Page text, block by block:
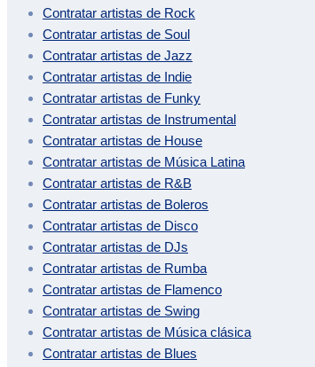
Contratar artistas de Rock
Contratar artistas de Soul
Contratar artistas de Jazz
Contratar artistas de Indie
Contratar artistas de Funky
Contratar artistas de Instrumental
Contratar artistas de House
Contratar artistas de Música Latina
Contratar artistas de R&B
Contratar artistas de Boleros
Contratar artistas de Disco
Contratar artistas de DJs
Contratar artistas de Rumba
Contratar artistas de Flamenco
Contratar artistas de Swing
Contratar artistas de Música clásica
Contratar artistas de Blues